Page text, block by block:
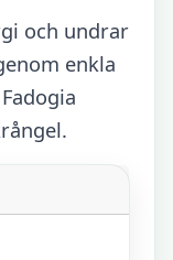
och undrar
enkla